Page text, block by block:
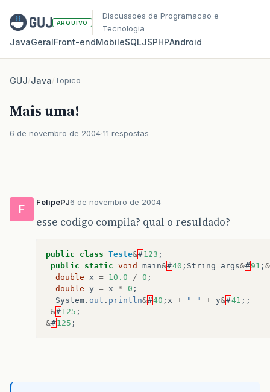
ARQUIVO
Discussoes de Programacao e
Tecnologia
JavaGeralFront‑endMobileSQLJSPHPAndroid
GUJ/Java/Topico
Mais uma!
6 de novembro de 2004 11 respostas
F
FelipePJ6 de novembro de 2004
esse codigo compila? qual o resuldado?
public class Teste&#123 ;
public
static void main&#40 ; String args&#91 ; &
double x = 10.0 / 0 ;
double y = x * 0 ;
System . out . println&#40 ; x + " " + y&#41 ;;
&#125 ;
&#125 ;